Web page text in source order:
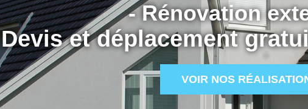
- Rénovation
Devis et déplacement
VOIR NOS